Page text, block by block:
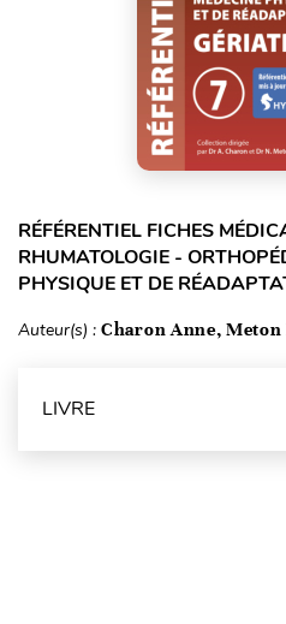
RÉFÉRENTIEL FICHES
RHUMATOLOGIE -
PHYSIQUE ET DE
Auteur(s) : Charon Anne, Meton
LIVRE